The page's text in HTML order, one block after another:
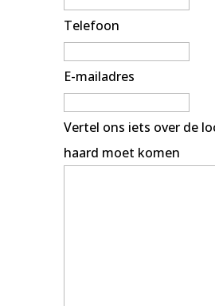
Telefoon
E-mailadres
Vertel ons iets over de
haard moet komen